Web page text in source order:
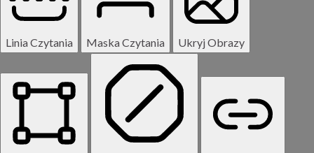
Linia Czytania Maska Czytania Ukryj Obrazy